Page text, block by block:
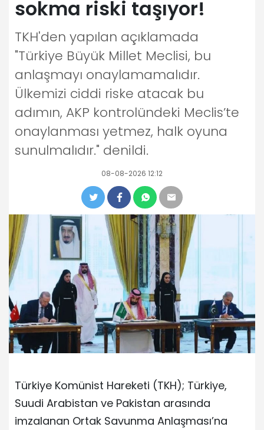
sokma riski taşıyor!
TKH'den yapılan açıklamada
"Türkiye Büyük Millet Meclisi, bu
anlaşmayı onaylamamalıdır.
Ülkemizi ciddi riske atacak bu
adımın, AKP kontrolündeki Meclis’te
onaylanması yetmez, halk oyuna
sunulmalıdır." denildi.
08-08-2026 12:12
Türkiye Komünist Hareketi (TKH); Türkiye,
Suudi Arabistan ve Pakistan arasında
imzalanan Ortak Savunma Anlaşması’na